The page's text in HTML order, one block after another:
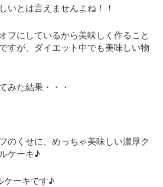
いとは言えませんよね！！
フにしているから美味しく作ること
すが、
ダイエット中でも美味しい物
みた結果・・・
のくせに、めっちゃ美味しい濃厚ク
ケーキ♪
ケーキです♪